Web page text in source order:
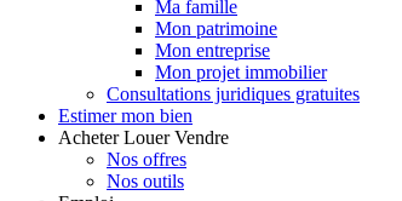
Ma famille
Mon patrimoine
Mon entreprise
Mon projet immobilier
Consultations juridiques gratuites
Estimer mon bien
Acheter Louer Vendre
Nos offres
Nos outils